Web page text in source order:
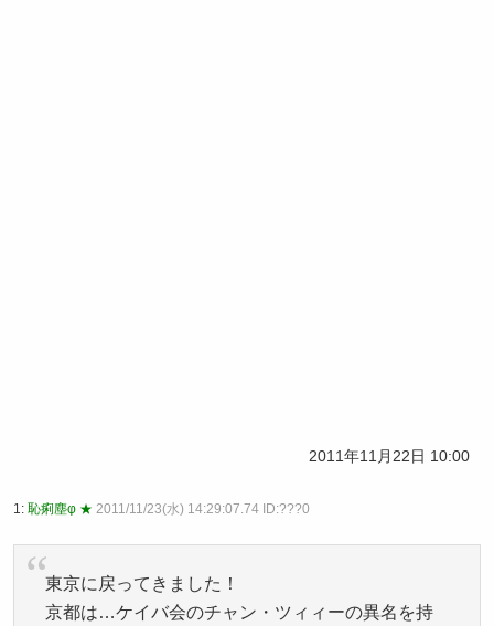
2011年11月22日 10:00
1: 恥痢塵φ ★ 2011/11/23(水) 14:29:07.74 ID:???0
東京に戻ってきました！
京都は…ケイバ会のチャン・ツィィーの異名を持